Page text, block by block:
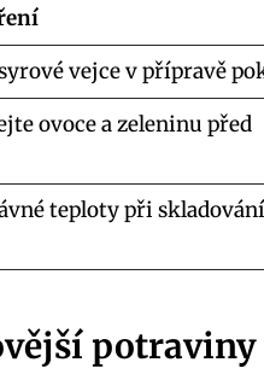
vejce v přípravě
ovoce a zeleninu před
teploty při skladování
potraviny